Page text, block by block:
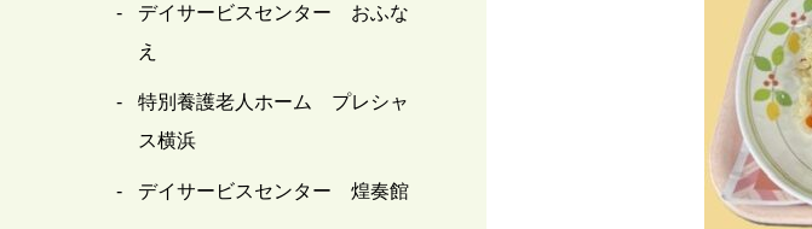
デイサービスセンター おふな
え
特別養護老人ホーム プレシャ
ス横浜
デイサービスセンター 煌奏館